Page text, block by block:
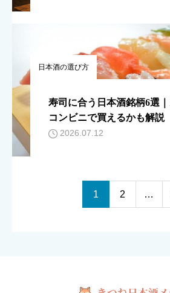
日本酒の選び方
寿司に合う日本酒銘柄6選
コンビニで買えるかも解説
2026.07.12
1 2 …